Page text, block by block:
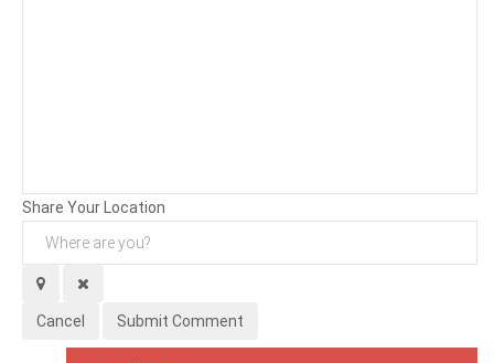
Share Your Location
Cancel Submit Comment